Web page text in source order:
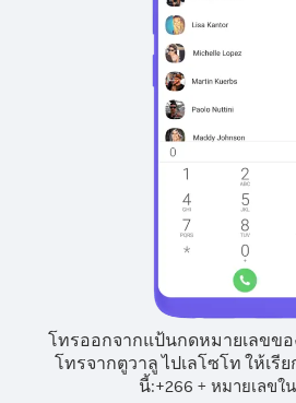
โทรออกจากแป้นกดหมายเลขขอ
โทรจากตูวาลู ไปเลโซโท ให้เรี
นี้:+266 + หมายเลขใ